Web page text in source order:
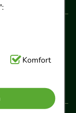
es sich um
diese nicht
Komfort